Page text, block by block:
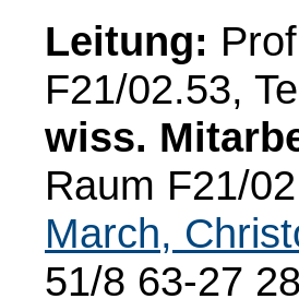
Leitung:
F21/02.53,
wiss.
Raum F21/
March,
51/8 63-27